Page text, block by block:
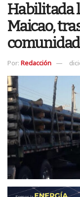
Habilitada
Maicao,
Por: Redacción